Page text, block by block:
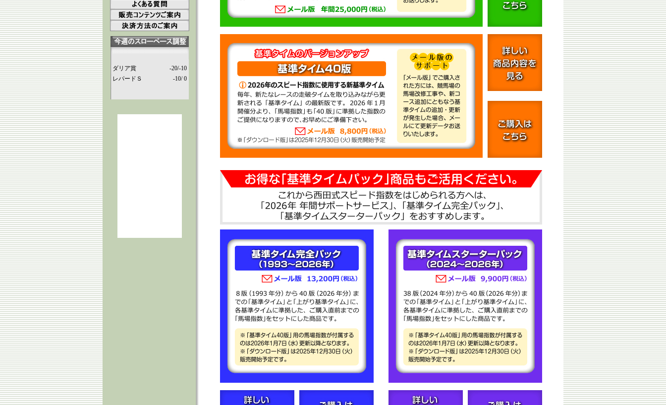
ダリア賞
-20/-10
レパードＳ
-10/ 0